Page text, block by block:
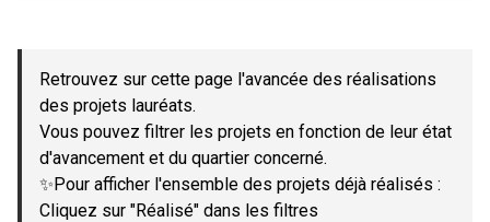
−
Retrouvez sur cette page l'avancée des réalisations
des projets lauréats.
Vous pouvez filtrer les projets en fonction de leur état
d'avancement et du quartier concerné.
✨Pour afficher l'ensemble des projets déjà réalisés :
Cliquez sur "Réalisé" dans les filtres